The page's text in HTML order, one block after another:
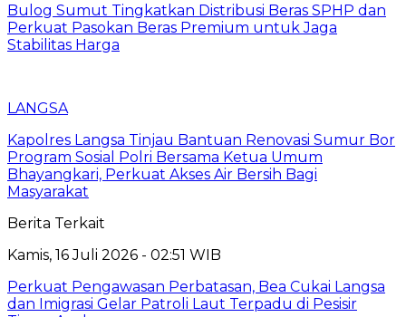
Bulog Sumut Tingkatkan Distribusi Beras SPHP dan
Perkuat Pasokan Beras Premium untuk Jaga
Stabilitas Harga
LANGSA
Kapolres Langsa Tinjau Bantuan Renovasi Sumur Bor
Program Sosial Polri Bersama Ketua Umum
Bhayangkari, Perkuat Akses Air Bersih Bagi
Masyarakat
Berita Terkait
Kamis, 16 Juli 2026 - 02:51 WIB
Perkuat Pengawasan Perbatasan, Bea Cukai Langsa
dan Imigrasi Gelar Patroli Laut Terpadu di Pesisir